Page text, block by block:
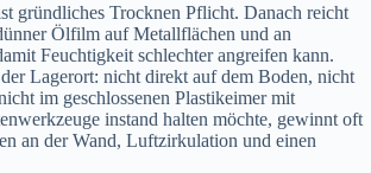
gründliches Trocknen Pflicht. Danach reicht
Ölfilm auf Metallflächen und an
Feuchtigkeit schlechter angreifen kann.
Lagerort: nicht direkt auf dem Boden, nicht
im geschlossenen Plastikeimer mit
instand halten möchte, gewinnt oft
an der Wand, Luftzirkulation und einen